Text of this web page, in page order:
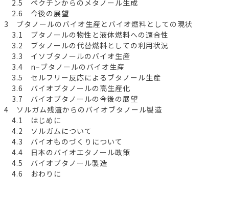
2.5 ペクチンからのメタノール生成
2.6 今後の展望
3 ブタノールのバイオ生産とバイオ燃料としての現状
3.1 ブタノールの物性と液体燃料への適合性
3.2 ブタノールの代替燃料としての利用状況
3.3 イソブタノールのバイオ生産
3.4 n‒ブタノールのバイオ生産
3.5 セルフリー反応によるブタノール生産
3.6 バイオブタノールの高生産化
3.7 バイオブタノールの今後の展望
4 ソルガム残渣からのバイオブタノール製造
4.1 はじめに
4.2 ソルガムについて
4.3 バイオものづくりについて
4.4 日本のバイオエタノール政策
4.5 バイオブタノール製造
4.6 おわりに